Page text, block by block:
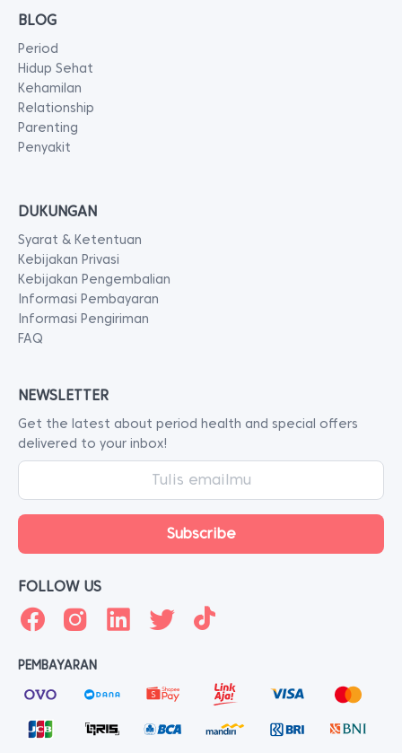
BLOG
Period
Hidup Sehat
Kehamilan
Relationship
Parenting
Penyakit
DUKUNGAN
Syarat & Ketentuan
Kebijakan Privasi
Kebijakan Pengembalian
Informasi Pembayaran
Informasi Pengiriman
FAQ
NEWSLETTER
Get the latest about period health and special offers
delivered to your inbox!
FOLLOW US
PEMBAYARAN